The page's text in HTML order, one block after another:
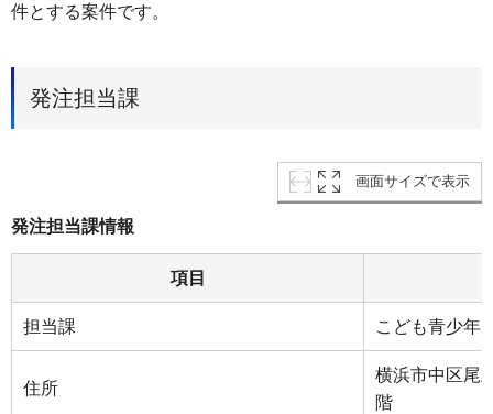
件とする案件です。
発注担当課
画面サイズで表示
発注担当課情報
項目
担当課 こども青少年
住所
横浜市中区尾
階